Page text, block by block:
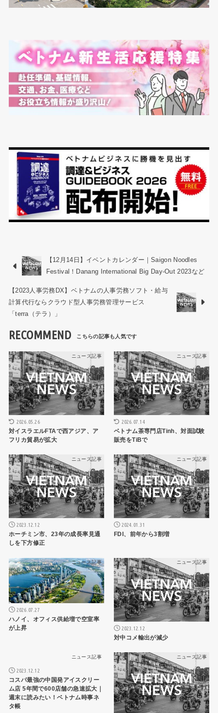
【12月14日】イベントカレンダー｜Saigon Noodles
Festival！Danang International Big Day-Out 2023など
【2023人事労務DX】ベトナムの人事労務ソフト・給与
計算代行ならクラウド型人事労務管理サービス
「terra（テラ）」
RECOMMEND
ニュース記事
2026.05.26
対イスラエルFTAで西アジア、ア
フリカ貿易が拡大
ニュース記事
2026.07.14
ベトナム茶専門店Tinh、対面試験
販売をTiBで
ニュース記事
2023.12.12
ホーチミン市、23年の成長率見通
しを下方修正
ニュース記事
2024.01.31
FDI、前年から3割増
ニュース記事
2026.07.27
ハノイ、オフィス供給増で空室率
が上昇
ニュース記事
2023.12.12
対中コメ輸出が減少
ニュース記事
2023.12.12
コスパ最強の中国発アイスクリー
ム店 5年間で600店舗の急速拡大｜
週末に読みたい！ベトナム時事ネ
タ帳
ニュース記事